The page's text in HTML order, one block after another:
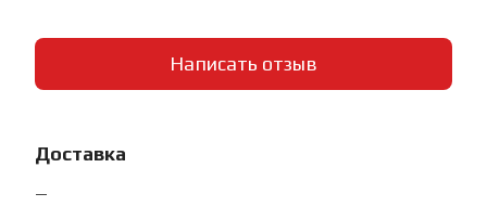
Написать отзыв
Доставка